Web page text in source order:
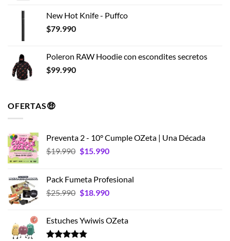
New Hot Knife - Puffco
$79.990
Poleron RAW Hoodie con escondites secretos
$99.990
OFERTAS🤑
Preventa 2 - 10° Cumple OZeta | Una Década
$19.990 El
era:
$19.990.
$15.990El
es:
$15.990.
Pack Fumeta Profesional
$25.990 El
era:
$25.990.
$18.990El
es:
Estuches Ywiwis OZeta